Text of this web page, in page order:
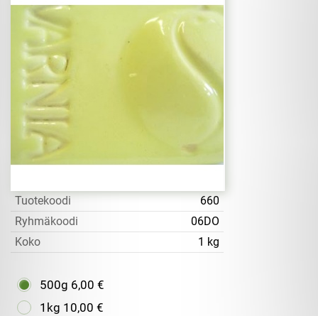
Tuotekoodi
660
Ryhmäkoodi
06DO
Koko
1 kg
500g 6,00 €
1kg 10,00 €